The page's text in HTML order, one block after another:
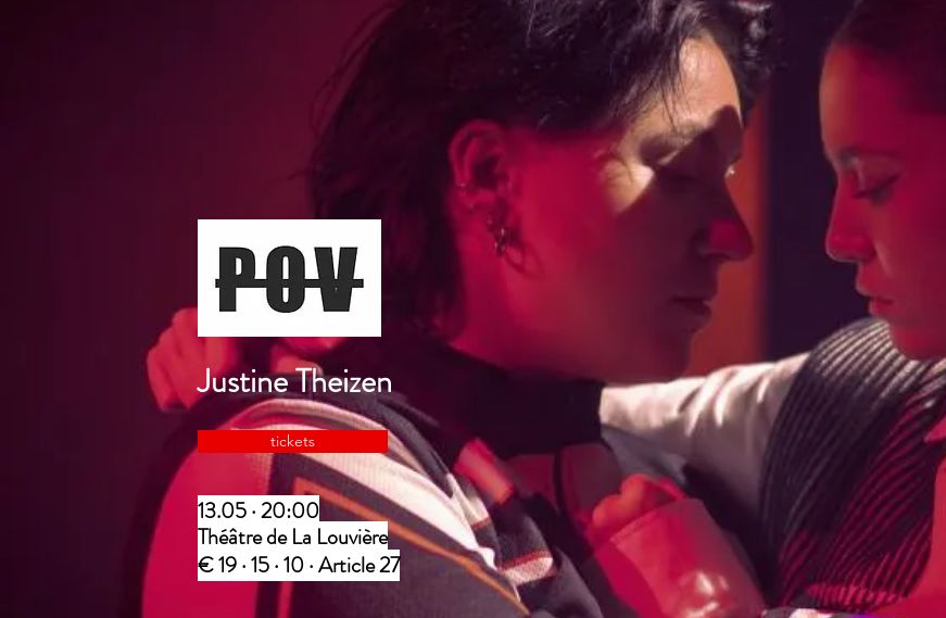
Justine Theizen
tickets
13.05 · 20:00
Théâtre de La Louvière
€ 19 · 15 · 10 · Article 27